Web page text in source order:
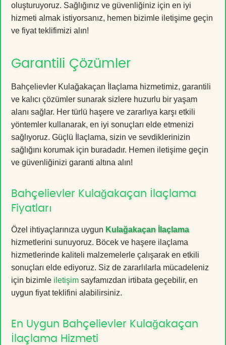
oluşturuyoruz. Sağlığınız ve güvenliğiniz için en iyi
hizmeti almak istiyorsanız, hemen bizimle iletişime geçin
ve fiyat teklifimizi alın!
Garantili Çözümler
Bahçelievler Kulağakaçan İlaçlama hizmetimiz, garantili
ve kalıcı çözümler sunarak sizlere huzurlu bir yaşam
alanı sağlar. Her türlü haşere ve zararlıya karşı etkili
yöntemler kullanarak, en iyi sonuçları elde etmenizi
sağlıyoruz. Güçlü İlaçlama, sizin ve sevdiklerinizin
sağlığını korumak için buradadır. Hemen iletişime geçin
ve güvenliğinizi garanti altına alın!
Bahçelievler Kulağakaçan İlaçlama
Fiyatları
Özel ihtiyaçlarınıza uygun Kulağakaçan İlaçlama
hizmetlerini sunuyoruz. Böcek ve haşere ilaçlama
hizmetlerinde kaliteli malzemelerle çalışarak en etkili
sonuçları elde ediyoruz. Siz de zararlılarla mücadeleniz
için bizimle iletişim sayfamızdan irtibata geçebilir, en
uygun fiyat teklifini alabilirsiniz.
En Uygun Bahçelievler Kulağakaçan
İlaçlama Hizmeti